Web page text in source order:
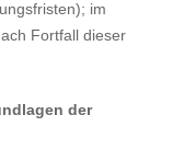
im
Fortfall dieser
der